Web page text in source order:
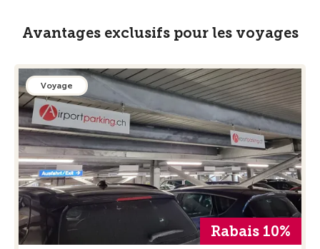
Avantages exclusifs pour les voyages
Voyage
Rabais 10%